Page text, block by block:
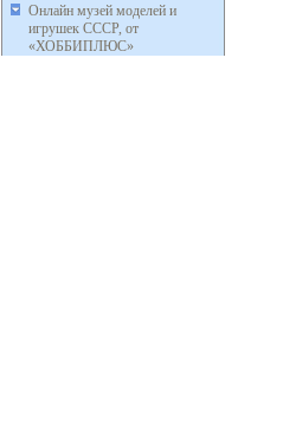
Онлайн музей моделей и
игрушек СССР, от
«ХОББИПЛЮС»